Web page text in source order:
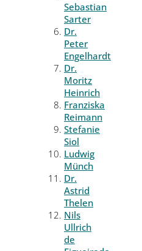
Sebastian
Sarter
Dr.
Peter
Engelhardt
Dr.
Moritz
Heinrich
Franziska
Reimann
Stefanie
Siol
Ludwig
Münch
Dr.
Astrid
Thelen
Nils
Ullrich
de